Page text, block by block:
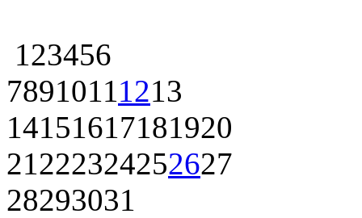
123456
78910111213
14151617181920
21222324252627
28293031